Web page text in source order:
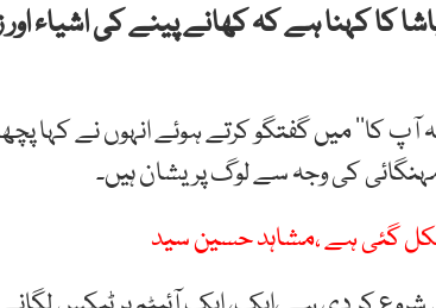
کا کہنا ہے کہ کھانے پینے کی اشیاء
کی وجہ سے لوگ پریشان ہیں۔
گئی ہے ،مشاہد حسین سید